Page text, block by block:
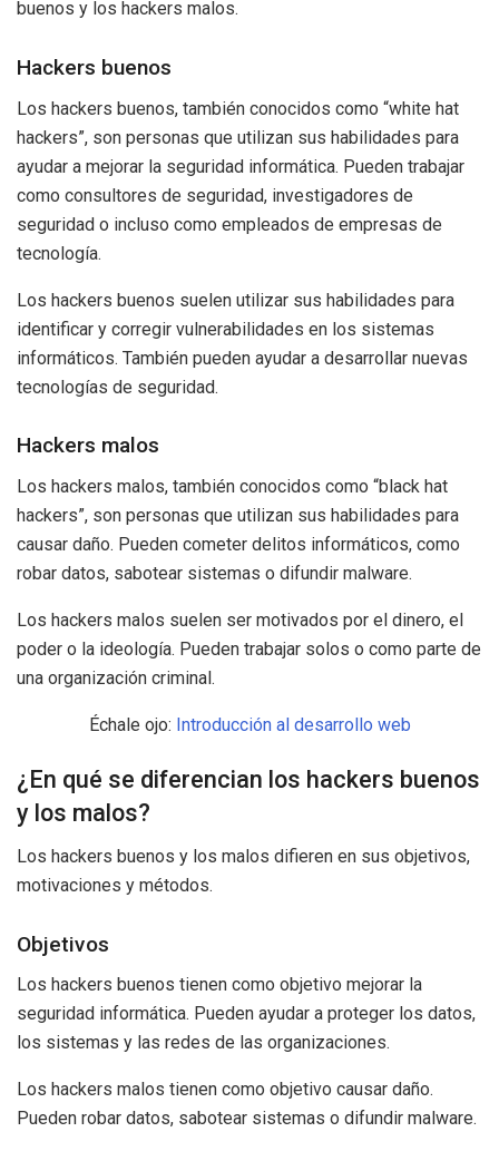
buenos y los hackers malos.
Hackers buenos
Los hackers buenos, también conocidos como “white hat
hackers”, son personas que utilizan sus habilidades para
ayudar a mejorar la seguridad informática. Pueden trabajar
como consultores de seguridad, investigadores de
seguridad o incluso como empleados de empresas de
tecnología.
Los hackers buenos suelen utilizar sus habilidades para
identificar y corregir vulnerabilidades en los sistemas
informáticos. También pueden ayudar a desarrollar nuevas
tecnologías de seguridad.
Hackers malos
Los hackers malos, también conocidos como “black hat
hackers”, son personas que utilizan sus habilidades para
causar daño. Pueden cometer delitos informáticos, como
robar datos, sabotear sistemas o difundir malware.
Los hackers malos suelen ser motivados por el dinero, el
poder o la ideología. Pueden trabajar solos o como parte de
una organización criminal.
Échale ojo: Introducción al desarrollo web
¿En qué se diferencian los hackers buenos
y los malos?
Los hackers buenos y los malos difieren en sus objetivos,
motivaciones y métodos.
Objetivos
Los hackers buenos tienen como objetivo mejorar la
seguridad informática. Pueden ayudar a proteger los datos,
los sistemas y las redes de las organizaciones.
Los hackers malos tienen como objetivo causar daño.
Pueden robar datos, sabotear sistemas o difundir malware.